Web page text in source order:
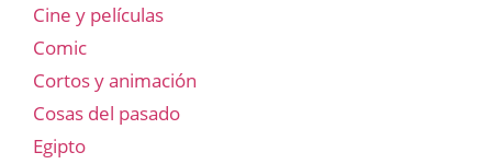
Cine y películas
Comic
Cortos y animación
Cosas del pasado
Egipto